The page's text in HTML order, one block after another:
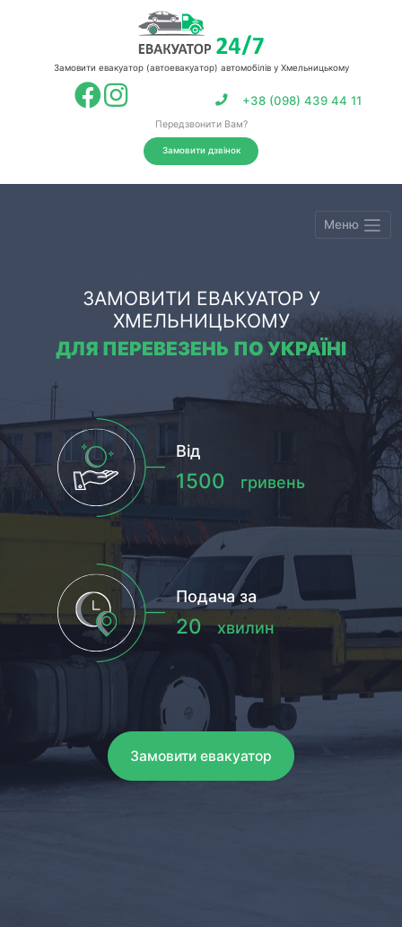
Замовити евакуатор (автоевакуатор) автомобілів у Хмельницькому
+38 (098) 439 44 11
Передзвонити Вам?
Замовити дзвінок
Меню
ЗАМОВИТИ ЕВАКУАТОР У
ХМЕЛЬНИЦЬКОМУ
ДЛЯ ПЕРЕВЕЗЕНЬ ПО УКРАЇНІ
Від
1500 гривень
Подача за
20 хвилин
Замовити евакуатор